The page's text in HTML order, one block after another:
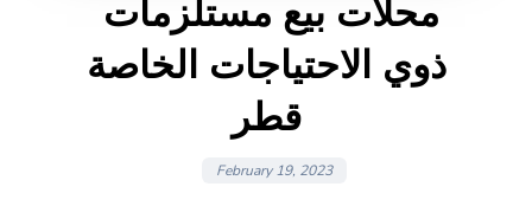
ذوي الاحتياجات الخاصة
قطر
February 19, 2023